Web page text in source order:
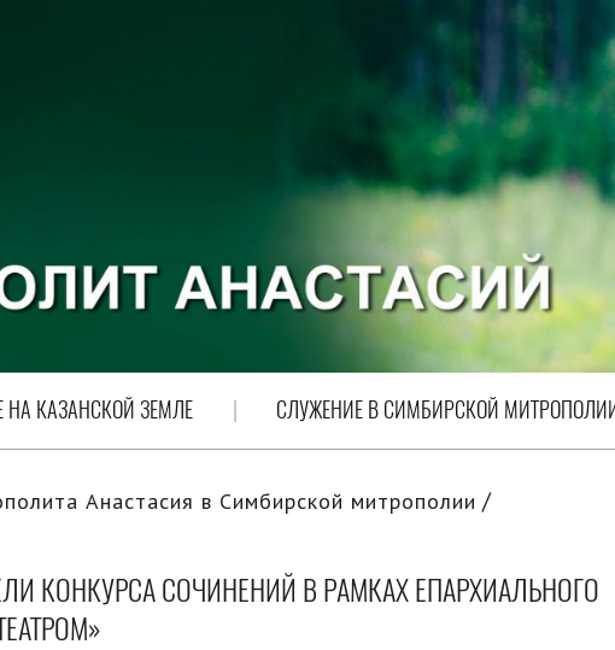
НА КАЗАНСКОЙ ЗЕМЛЕ СЛУЖЕНИЕ В СИМБИРСКОЙ
Анастасия в Симбирской митрополии
КОНКУРСА СОЧИНЕНИЙ В РАМКАХ ЕПАРХИАЛЬНОГО